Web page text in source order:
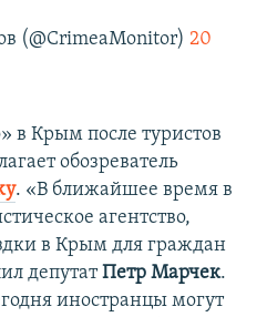
(@CrimeaMonitor) 20
в Крым после туристов
обозреватель
. «В ближайшее время в
агентство,
в Крым для граждан
депутатПетр Марчек.
иностранцы могут